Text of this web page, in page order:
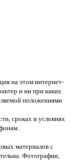
на этом интернет-
и ни при каких
положениями
сроках и условиях
материалов с
Фотографии,